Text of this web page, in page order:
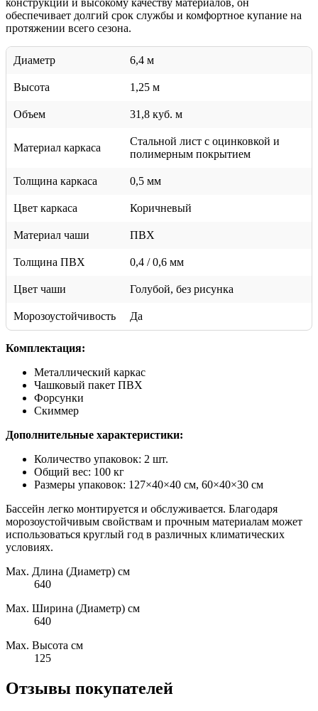
конструкции и высокому качеству материалов, он
обеспечивает долгий срок службы и комфортное купание на
протяжении всего сезона.
Диаметр 6,4 м
Высота 1,25 м
Объем 31,8 куб. м
Материал каркаса
Стальной лист c оцинковкой и
полимерным покрытием
Толщина каркаса 0,5 мм
Цвет каркаса Коричневый
Материал чаши ПВХ
Толщина ПВХ 0,4 / 0,6 мм
Цвет чаши Голубой, без рисунка
Морозоустойчивость Да
Комплектация:
Металлический каркас
Чашковый пакет ПВХ
Форсунки
Скиммер
Дополнительные характеристики:
Количество упаковок: 2 шт.
Общий вес: 100 кг
Размеры упаковок: 127×40×40 см, 60×40×30 см
Бассейн легко монтируется и обслуживается. Благодаря
морозоустойчивым свойствам и прочным материалам может
использоваться круглый год в различных климатических
условиях.
Max. Длина (Диаметр) см
640
Max. Ширина (Диаметр) см
640
Max. Высота см
125
Отзывы покупателей